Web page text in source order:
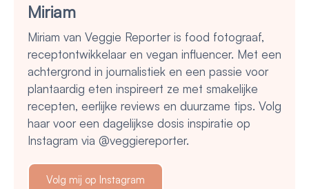
Miriam
Miriam van Veggie Reporter is food fotograaf,
receptontwikkelaar en vegan influencer. Met een
achtergrond in journalistiek en een passie voor
plantaardig eten inspireert ze met smakelijke
recepten, eerlijke reviews en duurzame tips. Volg
haar voor een dagelijkse dosis inspiratie op
Instagram via @veggiereporter.
Volg mij op Instagram